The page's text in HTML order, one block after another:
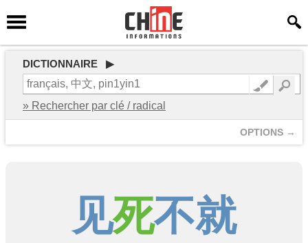
DICTIONNAIRE ▶
» Rechercher par clé / radical
OPTIONS →
见死不就